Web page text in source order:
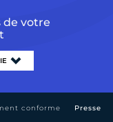
de votre
conforme Presse